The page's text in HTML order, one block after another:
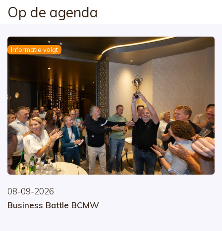
Op de agenda
Informatie volgt
08-09-2026
Business Battle BCMW